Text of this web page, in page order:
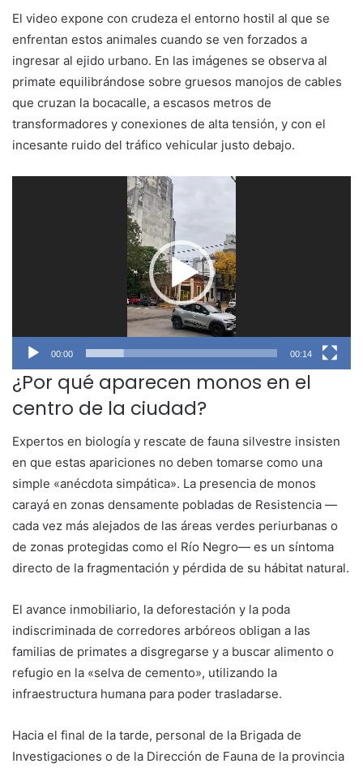
El video expone con crudeza el entorno hostil al que se
enfrentan estos animales cuando se ven forzados a
ingresar al ejido urbano. En las imágenes se observa al
primate equilibrándose sobre gruesos manojos de cables
que cruzan la bocacalle, a escasos metros de
transformadores y conexiones de alta tensión, y con el
incesante ruido del tráfico vehicular justo debajo.
00:00 00:14
¿Por qué aparecen monos en el
centro de la ciudad?
Expertos en biología y rescate de fauna silvestre insisten
en que estas apariciones no deben tomarse como una
simple «anécdota simpática». La presencia de monos
carayá en zonas densamente pobladas de Resistencia —
cada vez más alejados de las áreas verdes periurbanas o
de zonas protegidas como el Río Negro— es un síntoma
directo de la fragmentación y pérdida de su hábitat natural.
El avance inmobiliario, la deforestación y la poda
indiscriminada de corredores arbóreos obligan a las
familias de primates a disgregarse y a buscar alimento o
refugio en la «selva de cemento», utilizando la
infraestructura humana para poder trasladarse.
Hacia el final de la tarde, personal de la Brigada de
Investigaciones o de la Dirección de Fauna de la provincia